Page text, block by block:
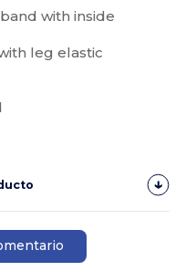
with inside
leg elastic